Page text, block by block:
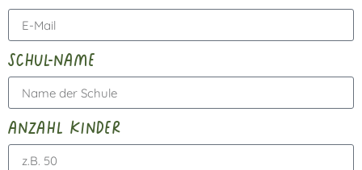
schul-name
anzahl kinder